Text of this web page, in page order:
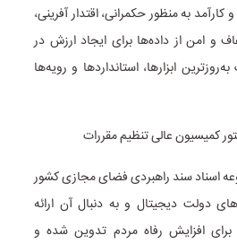
به منظور حکمرانی، اقتدار آفرینی،
و امن از داده‌ها برای ایجاد ارزش در
ابزارها، استانداردها و رویه‌ها
کمیسیون عالی تنظیم مقررات
اسناد سند راهبردی فضای مجازی کشور
دولت دیجیتال و به دنبال آن ارائه
افزایش رفاه مردم تدوین شده و